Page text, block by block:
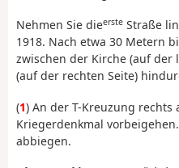
Nehmen Sie dieerste Straße
1918. Nach etwa 30 Metern
zwischen der Kirche (auf der
(auf der rechten Seite)
(1) An der T-Kreuzung rechts
Kriegerdenkmal
abbiegen.